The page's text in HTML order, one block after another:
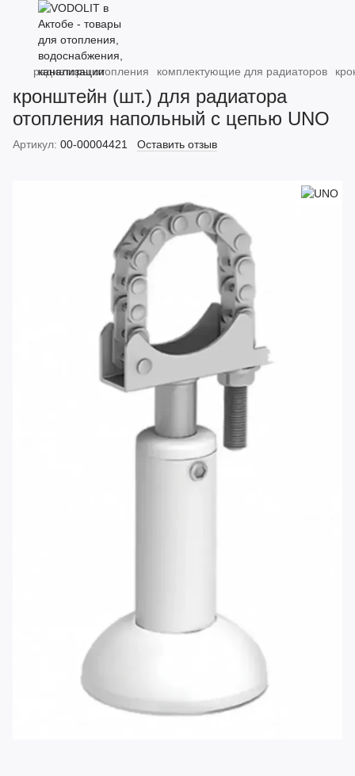
радиаторы отопления комплектующие для радиаторов
кронштейн (шт.) для радиатора
отопления напольный с цепью UNO
Артикул: 00-00004421 Оставить отзыв